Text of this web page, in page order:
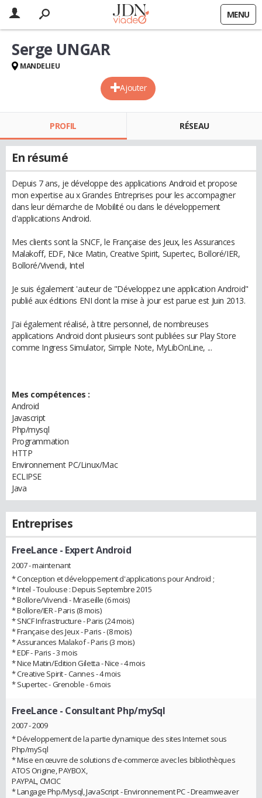
MENU
Ajouter
Serge UNGAR
MANDELIEU
PROFIL RÉSEAU
En résumé
Depuis 7 ans, je développe des applications Android et propose
mon expertise au x Grandes Entreprises pour les accompagner
dans leur démarche de Mobilité ou dans le développement
d'applications Android.
Mes clients sont la SNCF, le Française des Jeux, les Assurances
Malakoff, EDF, Nice Matin, Creative Spirit, Supertec, Bolloré/IER,
Bolloré/Vivendi, Intel
Je suis également 'auteur de "Développez une application Android"
publié aux éditions ENI dont la mise à jour est parue est Juin 2013.
J'ai également réalisé, à titre personnel, de nombreuses
applications Android dont plusieurs sont publiées sur Play Store
comme Ingress Simulator, Simple Note, MyLibOnLine, ...
Mes compétences :
Android
Javascript
Php/mysql
Programmation
HTTP
Environnement PC/Linux/Mac
ECLIPSE
Java
Entreprises
FreeLance - Expert Android
2007 - maintenant
* Conception et développement d'applications pour Android ;
* Intel - Toulouse : Depuis Septembre 2015
* Bollore/Vivendi - Mraseille (6 mois)
* Bollore/IER - Paris (8 mois)
* SNCF Infrastructure - Paris (24 mois)
* Française des Jeux - Paris - (8 mois)
* Assurances Malakof - Paris (3 mois)
* EDF - Paris - 3 mois
* Nice Matin/Edition Giletta - Nice - 4 mois
* Creative Spirit - Cannes - 4 mois
* Supertec - Grenoble - 6 mois
FreeLance - Consultant Php/mySql
2007 - 2009
* Développement de la partie dynamique des sites Internet sous
Php/mySql
* Mise en œuvre de solutions d'e-commerce avec les bibliothèques
ATOS Origine, PAYBOX,
PAYPAL, CMCIC
* Langage Php/Mysql, JavaScript - Environnement PC - Dreamweaver